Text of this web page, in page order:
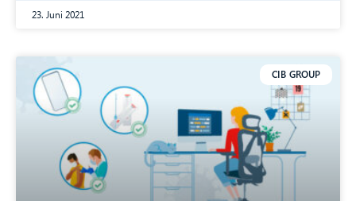
23. Juni 2021
CIB GROUP